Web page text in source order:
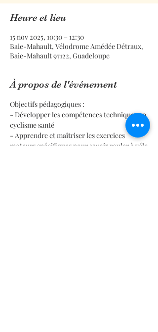
Heure et lieu
15 nov 2025, 10:30 – 12:30
Baie-Mahault, Vélodrome Amédée Détraux,
Baie-Mahault 97122, Guadeloupe
À propos de l'événement
Objectifs pédagogiques :
- Développer les compétences techniques en
cyclisme santé
- Apprendre et maîtriser les exercices
moteurs spécifiques pour savoir rouler à vélo